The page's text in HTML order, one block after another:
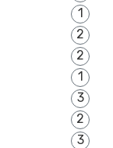
1
2
2
1
3
2
3